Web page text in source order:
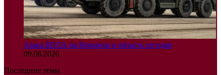
Атака БПЛА на Воронеж и область сегодня
09.08.2026
Последние темы